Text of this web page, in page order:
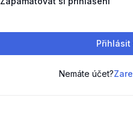
Přihlásit
Nemáte účet?